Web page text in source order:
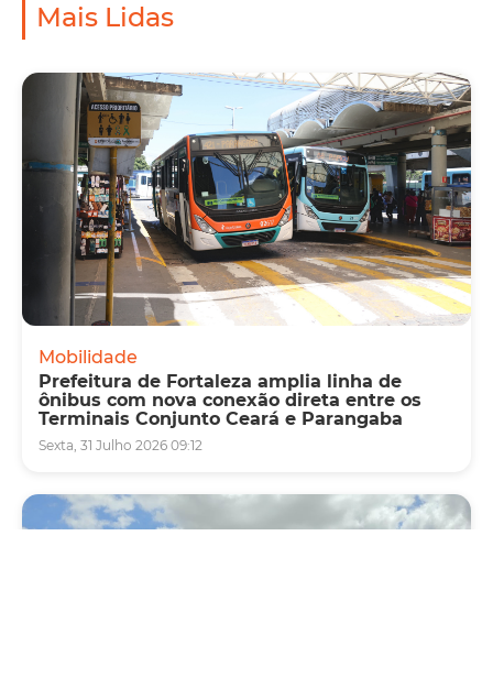
Mais Lidas
Mobilidade
Prefeitura de Fortaleza amplia linha de
ônibus com nova conexão direta entre os
Terminais Conjunto Ceará e Parangaba
Sexta, 31 Julho 2026 09:12